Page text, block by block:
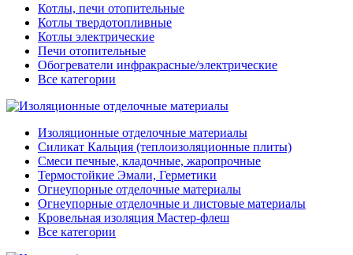
Котлы, печи отопительные
Котлы твердотопливные
Котлы электрические
Печи отопительные
Обогреватели инфракрасные/электрические
Все категории
Изоляционные отделочные материалы
Силикат Кальция (теплоизоляционные плиты)
Смеси печные, кладочные, жаропрочные
Термостойкие Эмали, Герметики
Огнеупорные отделочные материалы
Огнеупорные отделочные и листовые материалы
Кровельная изоляция Мастер-флеш
Все категории